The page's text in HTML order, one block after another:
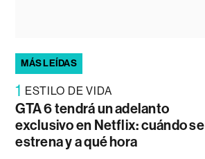
MÁS LEÍDAS
1 ESTILO DE VIDA
GTA 6 tendrá un adelanto
exclusivo en Netflix: cuándo se
estrena y a qué hora